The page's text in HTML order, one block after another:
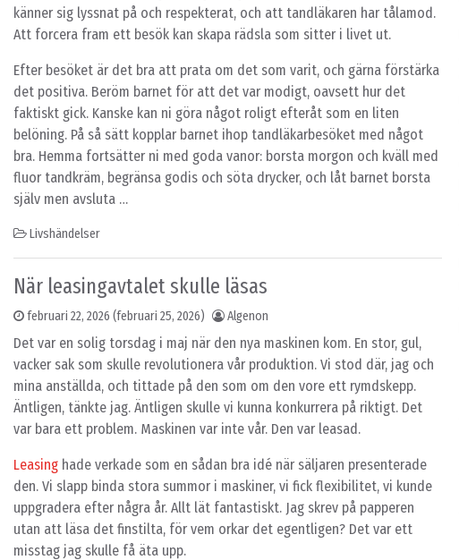
känner sig lyssnat på och respekterat, och att tandläkaren har tålamod.
Att forcera fram ett besök kan skapa rädsla som sitter i livet ut.
Efter besöket är det bra att prata om det som varit, och gärna förstärka
det positiva. Beröm barnet för att det var modigt, oavsett hur det
faktiskt gick. Kanske kan ni göra något roligt efteråt som en liten
belöning. På så sätt kopplar barnet ihop tandläkarbesöket med något
bra. Hemma fortsätter ni med goda vanor: borsta morgon och kväll med
fluor tandkräm, begränsa godis och söta drycker, och låt barnet borsta
själv men avsluta …
Livshändelser
När leasingavtalet skulle läsas
februari 22, 2026 (februari 25, 2026) Algenon
Det var en solig torsdag i maj när den nya maskinen kom. En stor, gul,
vacker sak som skulle revolutionera vår produktion. Vi stod där, jag och
mina anställda, och tittade på den som om den vore ett rymdskepp.
Äntligen, tänkte jag. Äntligen skulle vi kunna konkurrera på riktigt. Det
var bara ett problem. Maskinen var inte vår. Den var leasad.
Leasing hade verkade som en sådan bra idé när säljaren presenterade
den. Vi slapp binda stora summor i maskiner, vi fick flexibilitet, vi kunde
uppgradera efter några år. Allt lät fantastiskt. Jag skrev på papperen
utan att läsa det finstilta, för vem orkar det egentligen? Det var ett
misstag jag skulle få äta upp.